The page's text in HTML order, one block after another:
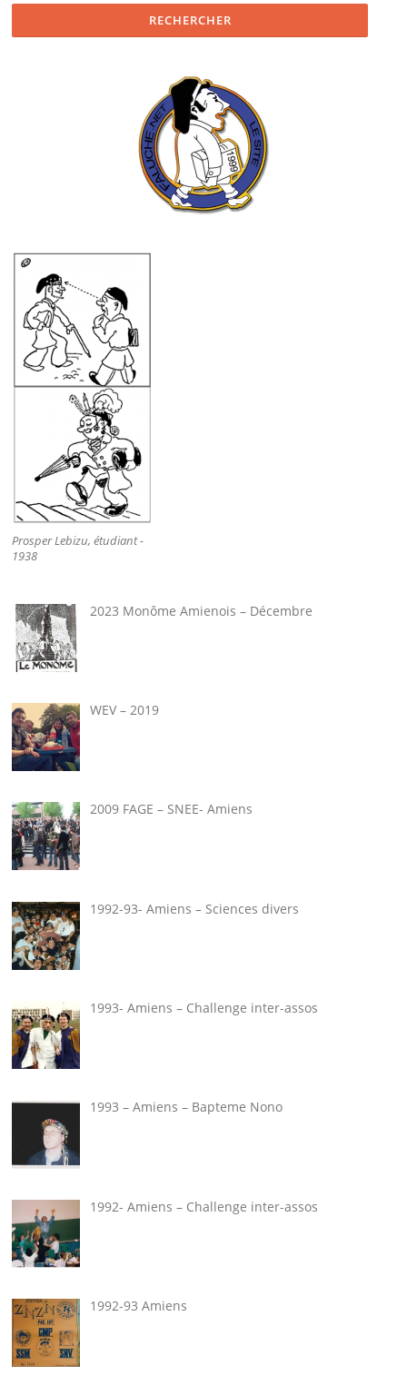
Prosper Lebizu, étudiant -
1938
2023 Monôme Amienois – Décembre
WEV – 2019
2009 FAGE – SNEE- Amiens
1992-93- Amiens – Sciences divers
1993- Amiens – Challenge inter-assos
1993 – Amiens – Bapteme Nono
1992- Amiens – Challenge inter-assos
1992-93 Amiens